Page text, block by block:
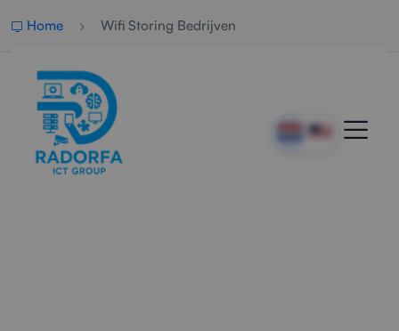
Home Wifi Storing Bedrijven